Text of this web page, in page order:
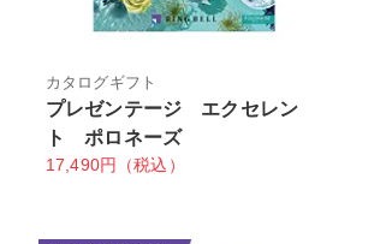
カタログギフト
プレゼンテージ エクセレン
ト ポロネーズ
17,490円（税込）